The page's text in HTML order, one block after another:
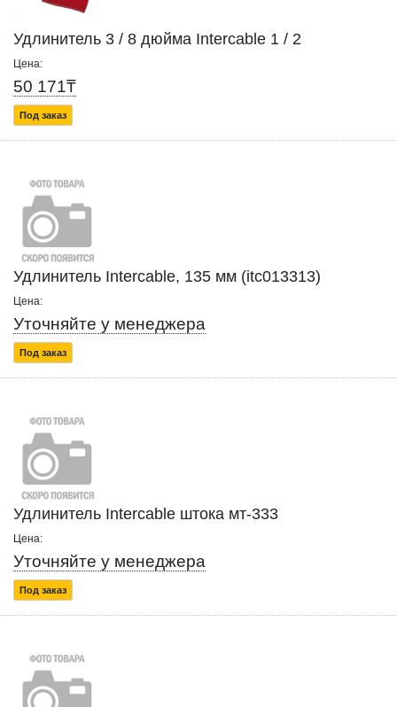
Удлинитель 3 / 8 дюйма Intercable 1 / 2
Цена:
50 171₸
Под заказ
Удлинитель Intercable, 135 мм (itc013313)
Цена:
Уточняйте у менеджера
Под заказ
Удлинитель Intercable штока мт-333
Цена:
Уточняйте у менеджера
Под заказ